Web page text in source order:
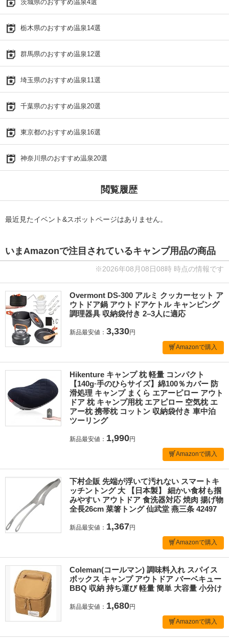
茨城県のおすすめ温泉4選
栃木県のおすすめ温泉14選
群馬県のおすすめ温泉12選
埼玉県のおすすめ温泉11選
千葉県のおすすめ温泉20選
東京都のおすすめ温泉16選
神奈川県のおすすめ温泉20選
閲覧履歴
最近見たイベント&スポットページはありません。
いまAmazonで注目されているキャンプ用品の商品
※2026年08月08日08時 時点の情報です
Overmont DS-300 アルミ クッカーセット ア
ウトドア鍋 アウトドアケトル キャンピング
調理器具 収納袋付き 2–3人に適応
新品最安値： 3,330円
Amazonで購入
Hikenture キャンプ 枕 軽量 コンパクト
【140g·手のひらサイズ】綿100％カバー 防
滑処理 キャンプ まくら エアーピロー アウト
ドア 枕 キャンプ用枕 エアピロー 空気枕 エ
アー枕 携帯枕 コットン 収納袋付き 車中泊
ツーリング
新品最安値： 1,990円
Amazonで購入
下村企販 先端が浮いて汚れない スマートキ
ッチントング 大 【日本製】 細かい食材も掴
みやすい アウトドア 食洗器対応 焼肉 揚げ物
全長26cm 菜箸トング 仙武堂 燕三条 42497
新品最安値： 1,367円
Amazonで購入
Coleman(コールマン) 調味料入れ スパイス
ボックス キャンプ アウトドア バーベキュー
BBQ 収納 持ち運び 軽量 簡単 大容量 小分け
新品最安値： 1,680円
Amazonで購入